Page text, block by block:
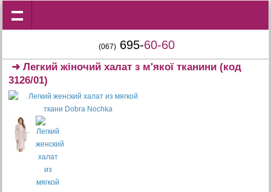
(067) 695-60-60
➜Легкий жіночий халат з м'якої тканини (код
3126/01)